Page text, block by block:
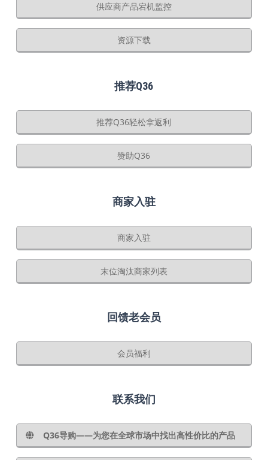
供应商产品宕机监控
资源下载
推荐Q36
推荐Q36轻松拿返利
赞助Q36
商家入驻
商家入驻
末位淘汰商家列表
回馈老会员
会员福利
联系我们
Q36导购——为您在全球市场中找出高性价比的产品